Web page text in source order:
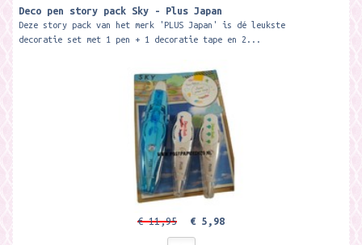
Deco pen story pack Sky - Plus Japan
Deze story pack van het merk 'PLUS Japan' is dé leukste
decoratie set met 1 pen + 1 decoratie tape en 2...
€ 11,95 € 5,98